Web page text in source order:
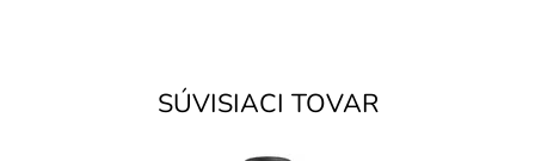
SÚVISIACI TOVAR